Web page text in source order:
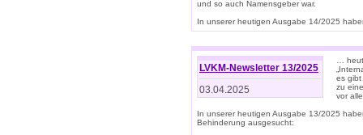
und so auch Namensgeber war.
In unserer heutigen Ausgabe 14/2025
LVKM-Newsletter 13/2025
03.04.2025
…
es gibt
zu
vor
In unserer heutigen Ausgabe 13/2025
Behinderung ausgesucht: